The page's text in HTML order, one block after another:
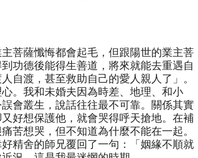
菩薩懺悔都會起毛，但跟陽世的業主菩
功德後能得生善道，將來就能去重遇自
自渡，甚至救助自己的愛人親人了」。
。我和未婚夫因為時差、地理、和小
會叢生，說話往往最不可靠。關係其實
好想保護他，就會哭得呼天搶地。在補
苦想哭，但不知道為什麼不能在一起。
精舍的師兄覆回了一句：「姻緣不順就